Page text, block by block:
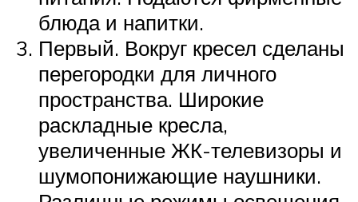
блюда и напитки.
Первый. Вокруг кресел сделаны
перегородки для личного
пространства. Широкие
раскладные кресла,
увеличенные ЖК-телевизоры и
шумопонижающие наушники.